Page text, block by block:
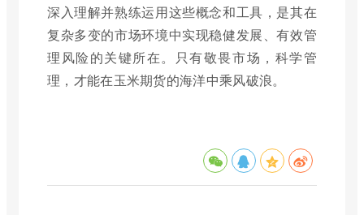
深入理解并熟练运用这些概念和工具，是其在
复杂多变的市场环境中实现稳健发展、有效管
理风险的关键所在。只有敬畏市场，科学管
理，才能在玉米期货的海洋中乘风破浪。